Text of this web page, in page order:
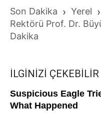
Son Dakika › Yerel ›
Rektörü Prof. Dr.
Dakika